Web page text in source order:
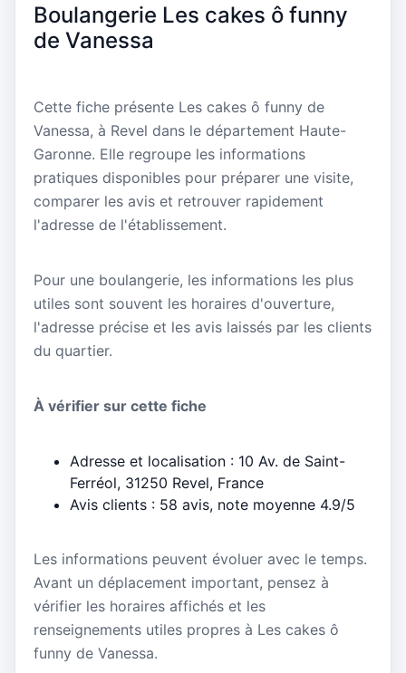
Boulangerie Les cakes ô funny
de Vanessa
Cette fiche présente Les cakes ô funny de
Vanessa, à Revel dans le département Haute-
Garonne. Elle regroupe les informations
pratiques disponibles pour préparer une visite,
comparer les avis et retrouver rapidement
l'adresse de l'établissement.
Pour une boulangerie, les informations les plus
utiles sont souvent les horaires d'ouverture,
l'adresse précise et les avis laissés par les clients
du quartier.
À vérifier sur cette fiche
Adresse et localisation : 10 Av. de Saint-
Ferréol, 31250 Revel, France
Avis clients : 58 avis, note moyenne 4.9/5
Les informations peuvent évoluer avec le temps.
Avant un déplacement important, pensez à
vérifier les horaires affichés et les
renseignements utiles propres à Les cakes ô
funny de Vanessa.